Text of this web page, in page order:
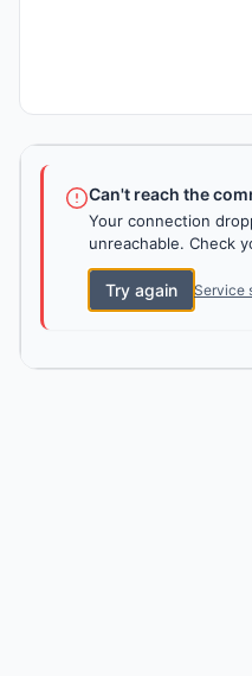
Can't reach the
Your connection
unreachable. Check
Try again Service